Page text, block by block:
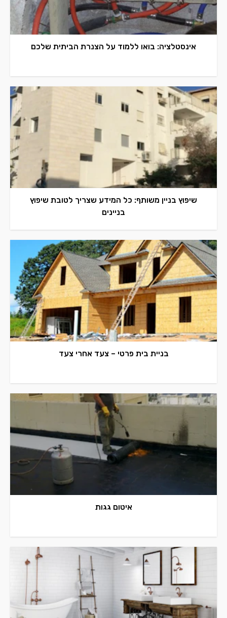
אינסטלציה: בואו ללמוד על הצנרת הביתית שלכם
שיפוץ בניין משותף: כל המידע שצריך לטובת שיפוץ
בניינים
בניית בית פרטי – צעד אחרי צעד
איטום גגות